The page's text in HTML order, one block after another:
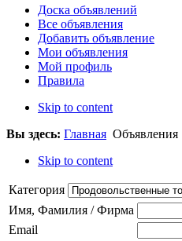
Доска объявлений
Все объявления
Добавить объявление
Мои объявления
Мой профиль
Правила
Skip to content
Вы здесь: Главная Объявления
Skip to content
Категория
Имя, Фамилия / Фирма
Email